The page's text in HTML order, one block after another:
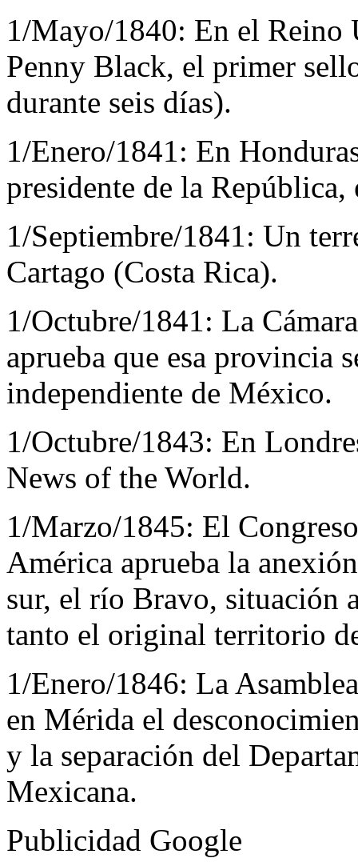
1/Mayo/1840: En el Reino
Penny Black, el primer
durante seis días).
1/Enero/1841: En
presidente de la
1/Septiembre/1841: Un
Cartago (Costa Rica).
1/Octubre/1841: La
aprueba que esa provincia
independiente de México.
1/Octubre/1843: En
News of the World.
1/Marzo/1845: El
América aprueba la
sur, el río Bravo, situación
tanto el original territorio
1/Enero/1846: La
en Mérida el
y la separación del
Mexicana.
Publicidad Google